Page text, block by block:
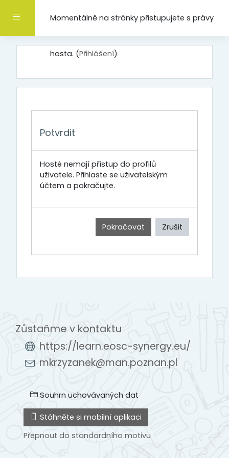
Boční panelMomentálně na stránky přistupujete s právy
hosta. (Přihlášení)
Potvrdit
Hosté nemají přístup do profilů
uživatele. Přihlaste se uživatelským
účtem a pokračujte.
Pokračovat Zrušit
Zůstaňme v kontaktu
https://learn.eosc-synergy.eu/
mkrzyzanek@man.poznan.pl
Souhrn uchovávaných dat
Stáhněte si mobilní aplikaci
Přepnout do standardního motivu